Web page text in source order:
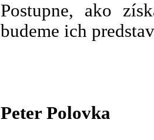
Postupne, ako
budeme ich
Peter Polovka